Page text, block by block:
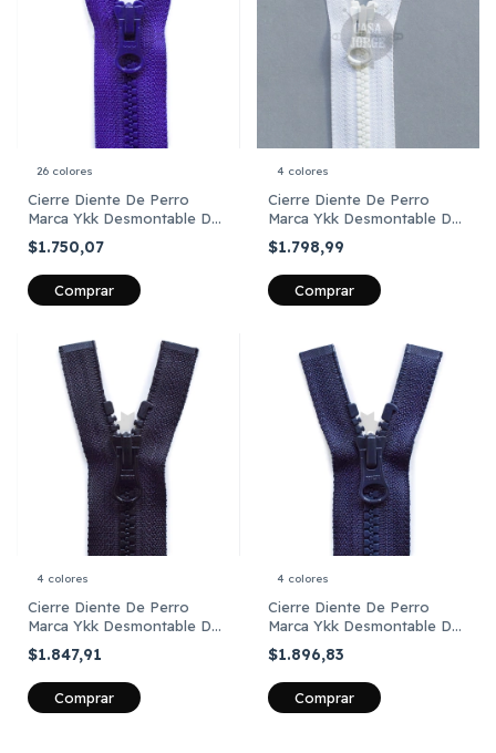
26 colores
Cierre Diente De Perro
Marca Ykk Desmontable De
85 Cm X Unid
$1.750,07
Comprar
4 colores
Cierre Diente De Perro
Marca Ykk Desmontable De
90 Cm X Unid
$1.798,99
Comprar
4 colores
Cierre Diente De Perro
Marca Ykk Desmontable De
95 Cm X Unid
$1.847,91
Comprar
4 colores
Cierre Diente De Perro
Marca Ykk Desmontable De
1 Mts X Unid
$1.896,83
Comprar